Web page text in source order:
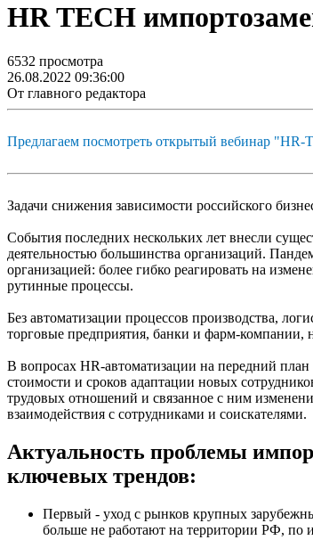
HR TECH
6532 просмотра
26.08.2022 09:36:00
От главного редактора
Предлагаем посмотреть открытый
Задачи снижения зависимости российского
События последних нескольких лет внесли
деятельностью большинства организаций.
организацией: более гибко реагировать на
рутинные процессы.
Без автоматизации процессов производства,
торговые предприятия, банки и фарм-компании,
В вопросах HR-автоматизации на передний
стоимости и сроков адаптации новых
трудовых отношений и связанное с ним
взаимодействия с сотрудниками и соискателями.
Актуальность проблемы
ключевых трендов:
Первый - уход с рынков крупных
больше не работают на территории РФ, по